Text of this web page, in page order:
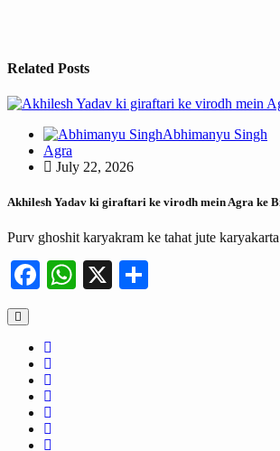
Related Posts
Abhimanyu Singh
Agra
July 22, 2026
Akhilesh Yadav ki giraftari ke virodh mein Agra ke
Purv ghoshit karyakram ke tahat jute
Facebook
WhatsApp
X